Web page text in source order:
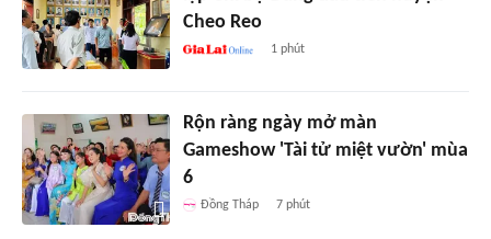
Cheo Reo
1 phút
Rộn ràng ngày mở màn
Gameshow 'Tài tử miệt vườn' mùa
6
Đồng Tháp 7 phút